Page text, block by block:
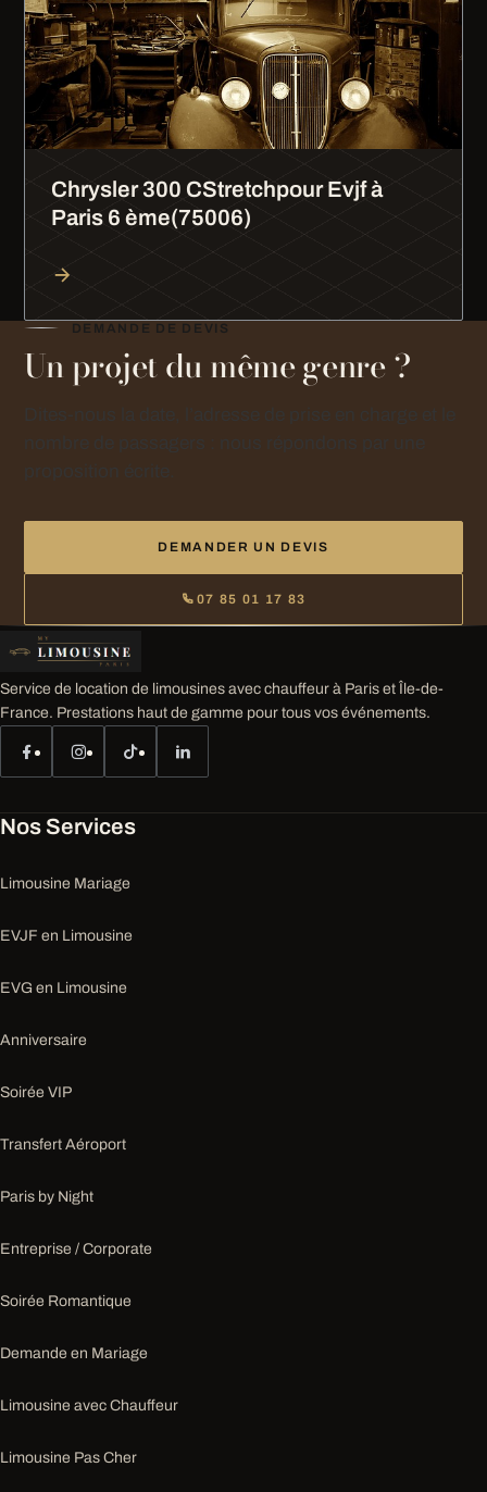
Chrysler 300 CStretchpour Evjf à
Paris 6 ème(75006)
DEMANDE DE DEVIS
Un projet du même genre ?
DEMANDER UN DEVIS
07 85 01 17 83
Service de location de limousines avec chauffeur à Paris et Île-de-
France. Prestations haut de gamme pour tous vos événements.
Nos Services
Limousine Mariage
EVJF en Limousine
EVG en Limousine
Anniversaire
Soirée VIP
Transfert Aéroport
Paris by Night
Entreprise / Corporate
Soirée Romantique
Demande en Mariage
Limousine avec Chauffeur
Limousine Pas Cher